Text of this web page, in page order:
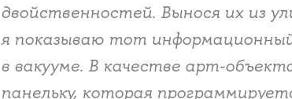
двойственностей. Вынося их из
я показываю тот
в вакууме. В качестве арт-
панельку, которая